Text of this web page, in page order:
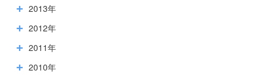
2013年
2012年
2011年
2010年